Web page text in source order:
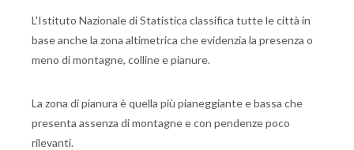
L'Istituto Nazionale di Statistica classifica tutte le città in
base anche la zona altimetrica che evidenzia la presenza o
meno di montagne, colline e pianure.
La zona di pianura è quella più pianeggiante e bassa che
presenta assenza di montagne e con pendenze poco
rilevanti.